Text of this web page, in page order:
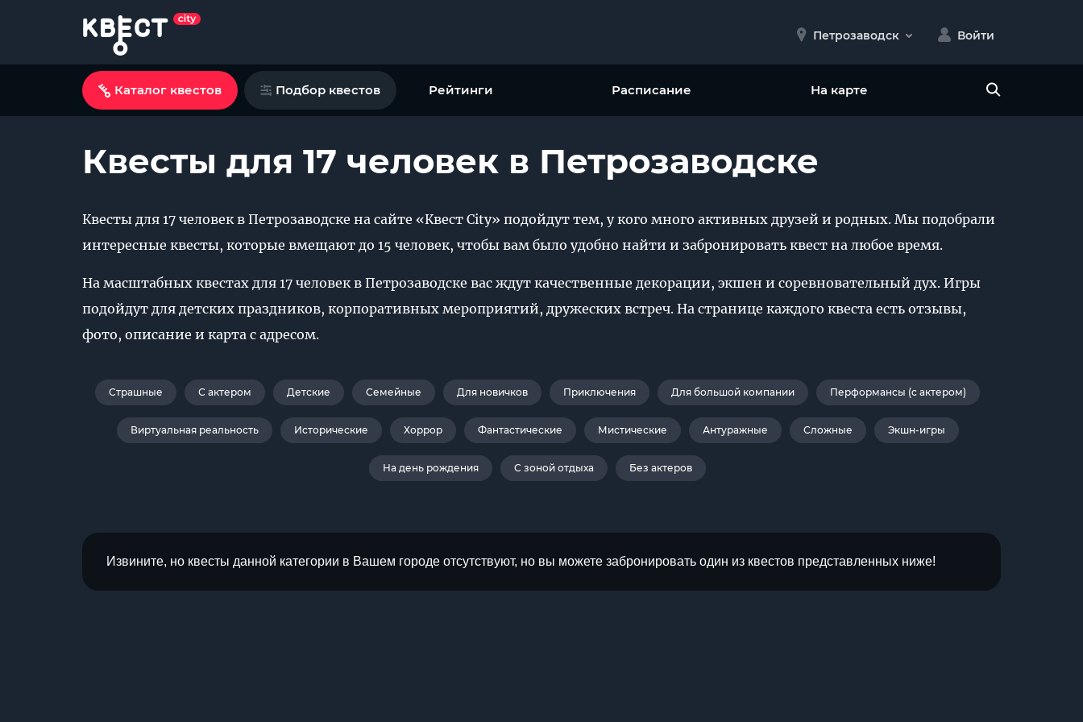
Петрозаводск Войти
Каталог квестов Подбор квестов Рейтинги Расписание На карте
Квесты для 17 человек в Петрозаводске
Квесты для 17 человек в Петрозаводске на сайте «Квест City» подойдут тем, у кого много активных друзей и родных. Мы подобрали
интересные квесты, которые вмещают до 15 человек, чтобы вам было удобно найти и забронировать квест на любое время.
На масштабных квестах для 17 человек в Петрозаводске вас ждут качественные декорации, экшен и соревновательный дух. Игры
подойдут для детских праздников, корпоративных мероприятий, дружеских встреч. На странице каждого квеста есть отзывы,
фото, описание и карта с адресом.
Страшные С актером Детские Семейные Для новичков Приключения Для большой компании Перформансы (с актером)
Виртуальная реальность Исторические Хоррор Фантастические Мистические Антуражные Сложные Экшн-игры
На день рождения С зоной отдыха Без актеров
Извините, но квесты данной категории в Вашем городе отсутствуют, но вы можете забронировать один из квестов представленных ниже!